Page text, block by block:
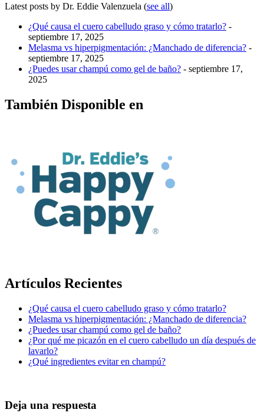
Latest posts by Dr. Eddie Valenzuela (see all)
¿Qué causa el cuero cabelludo graso y cómo tratarlo? -
septiembre 17, 2025
Melasma vs hiperpigmentación: ¿Manchado de diferencia? -
septiembre 17, 2025
¿Puedes usar champú como gel de baño? - septiembre 17,
2025
También Disponible en
Artículos Recientes
¿Qué causa el cuero cabelludo graso y cómo tratarlo?
Melasma vs hiperpigmentación: ¿Manchado de diferencia?
¿Puedes usar champú como gel de baño?
¿Por qué me picazón en el cuero cabelludo un día después de
lavarlo?
¿Qué ingredientes evitar en champú?
Deja una respuesta